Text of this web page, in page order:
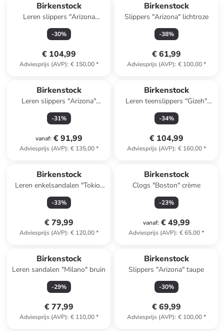
Birkenstock
Leren slippers "Arizona
Adventure" kaki
-30%
€ 104,99
Adviesprijs (AVP): € 150,00*
Birkenstock
Slippers "Arizona" lichtroze
-38%
€ 61,99
Adviesprijs (AVP): € 100,00*
Birkenstock
Leren slippers "Arizona"
lichtblauw
-31%
vanaf: € 91,99
Adviesprijs (AVP): € 135,00*
Birkenstock
Leren teenslippers "Gizeh"
beige
-34%
€ 104,99
Adviesprijs (AVP): € 160,00*
Birkenstock
Leren enkelsandalen "Tokio"
zwart
-33%
€ 79,99
Adviesprijs (AVP): € 120,00*
Birkenstock
Clogs "Boston" crème
-23%
vanaf: € 49,99
Adviesprijs (AVP): € 65,00*
Birkenstock
Leren sandalen "Milano" bruin
-29%
€ 77,99
Adviesprijs (AVP): € 110,00*
Birkenstock
Slippers "Arizona" taupe
-30%
€ 69,99
Adviesprijs (AVP): € 100,00*